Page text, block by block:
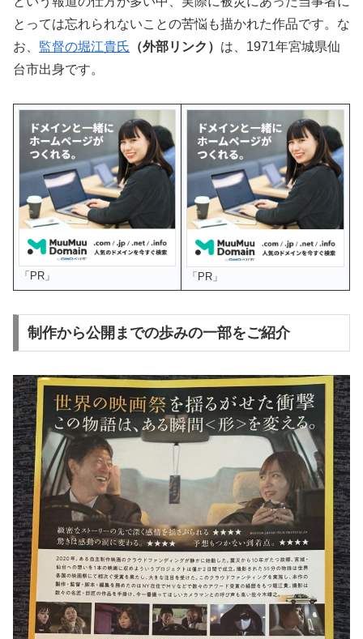
とっては忘れられないことの苦悩も描かれた作品です。な
お、 監督の堀江貴氏 （外部リンク） は、1971年宮城県仙
台市出身です。
「PR」 「PR」
制作から公開までの歩みの一部をご紹介